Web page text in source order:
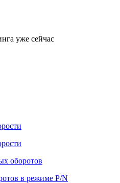
уже сейчас
оборотов
в режиме P/N